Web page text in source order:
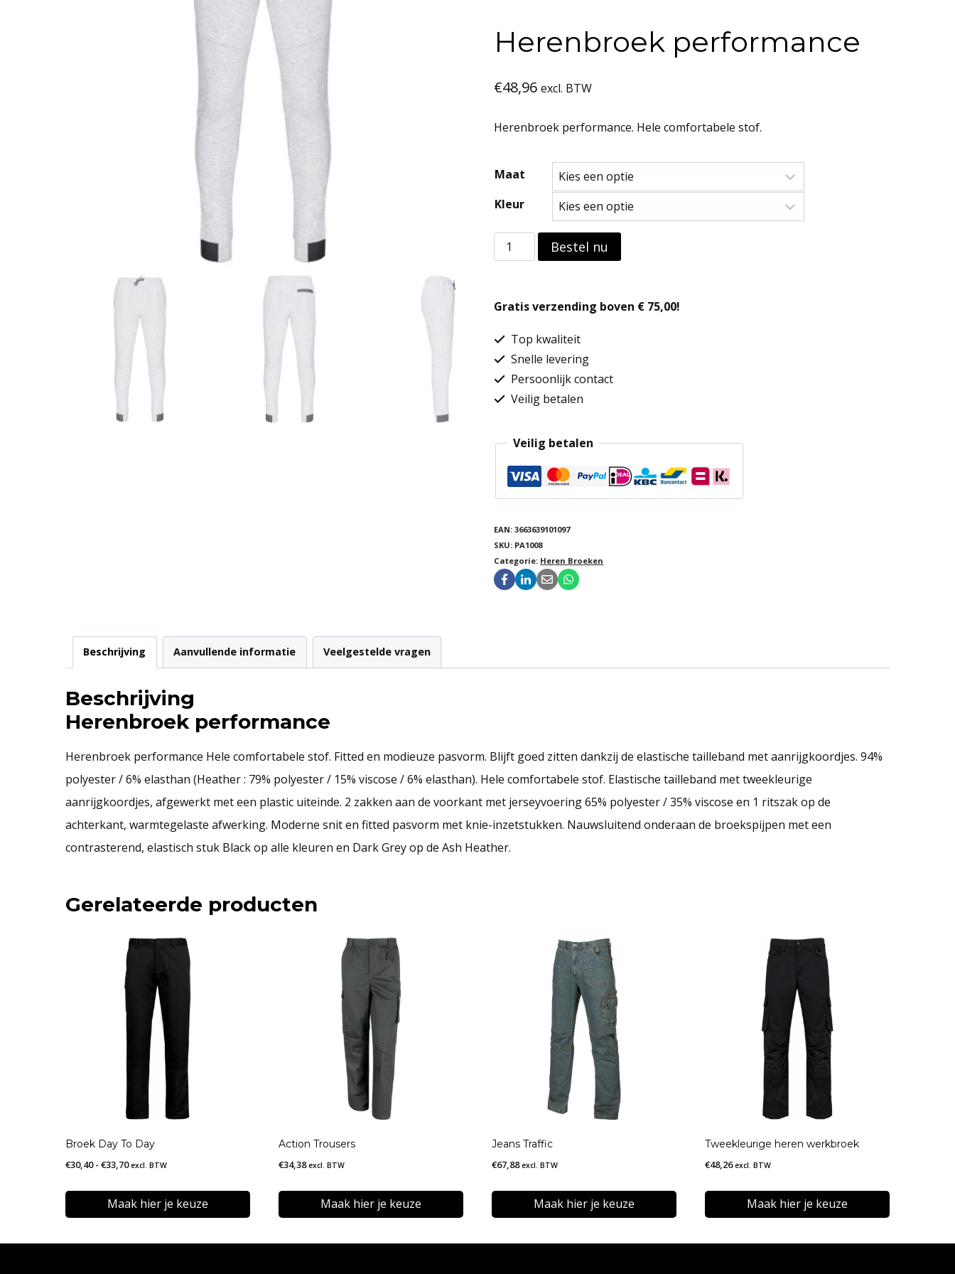
Herenbroek performance
€48,96 excl. BTW
Herenbroek performance. Hele comfortabele stof.
Maat
Kleur
Herenbroek
performance
Bestel nu
Gratis verzending boven € 75,00!
Top kwaliteit
Snelle levering
Persoonlijk contact
Veilig betalen
Veilig betalen
EAN:3663639101097
SKU: PA1008
Categorie: Heren Broeken
Beschrijving Aanvullende informatie Veelgestelde vragen
Beschrijving
Herenbroek performance
Herenbroek performance Hele comfortabele stof. Fitted en modieuze pasvorm. Blijft goed zitten dankzij de elastische tailleband met aanrijgkoordjes. 94%
polyester / 6% elasthan (Heather : 79% polyester / 15% viscose / 6% elasthan). Hele comfortabele stof. Elastische tailleband met tweekleurige
aanrijgkoordjes, afgewerkt met een plastic uiteinde. 2 zakken aan de voorkant met jerseyvoering 65% polyester / 35% viscose en 1 ritszak op de
achterkant, warmtegelaste afwerking. Moderne snit en fitted pasvorm met knie-inzetstukken. Nauwsluitend onderaan de broekspijpen met een
contrasterend, elastisch stuk Black op alle kleuren en Dark Grey op de Ash Heather.
Gerelateerde producten
Broek Day To Day
€30,40 - €33,70Prijsklasse:
tot
€33,70
excl. BTW
Maak hier je keuze
Action Trousers
€34,38 excl. BTW
Maak hier je keuze
Jeans Traffic
€67,88 excl. BTW
Maak hier je keuze
Tweekleurige heren werkbroek
€48,26 excl. BTW
Maak hier je keuze